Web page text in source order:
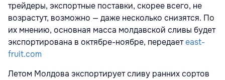
трейдеры, экспортные поставки, скорее всего, не
возрастут, возможно — даже несколько снизятся. По
их мнению, основная масса молдавской сливы будет
экспортирована в октябре-ноябре, передаетeast-
fruit.com
Летом Молдова экспортирует сливу ранних сортов